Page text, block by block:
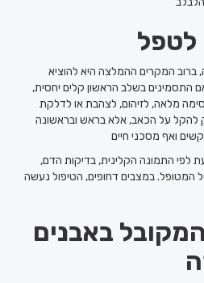
המקרים ההמלצה היא להוציא
התסמינים בשלב הראשון קלים יחסית,
מלאה, לזיהום, לצהבת או לדלקת
להקל על הכאב, אלא בראש ובראשונה
לפי התמונה הקלינית, בדיקות הדם,
המטופל. במצבים דחופים, הטיפול נעשה
באבנים